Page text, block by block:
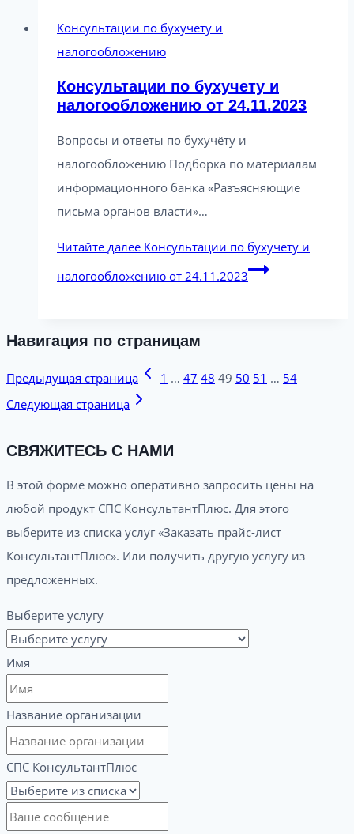
Консультации по бухучету и
налогообложению
Консультации по бухучету и
налогообложению от 24.11.2023
Вопросы и ответы по бухучёту и
налогообложению Подборка по материалам
информационного банка «Разъясняющие
письма органов власти»…
Читайте далее Консультации по бухучету и
налогообложению от 24.11.2023
Навигация по страницам
Предыдущая страница 1 … 47 48 49 50 51 … 54
Следующая страница
СВЯЖИТЕСЬ С НАМИ
В этой форме можно оперативно запросить цены на
любой продукт СПС КонсультантПлюс. Для этого
выберите из списка услуг «Заказать прайс-лист
КонсультантПлюс». Или получить другую услугу из
предложенных.
Выберите услугу
Имя
Название организации
СПС КонсультантПлюс